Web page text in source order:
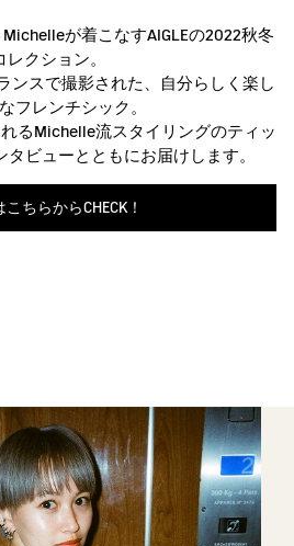
が着こなすAIGLEの2022秋冬
レクション。
ンスで撮影された、自分らしく楽し
フレンチシック。
るMichelle流スタイリングのティッ
ビューとともにお届けします。
こちらからCHECK！